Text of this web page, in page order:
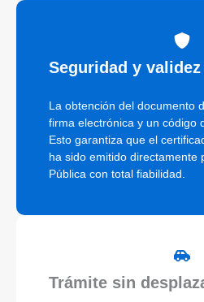
Seguridad y
La obtención del documento
firma electrónica y un código
Esto garantiza que el
ha sido emitido directamente
Pública con total fiabilidad.
Trámite sin